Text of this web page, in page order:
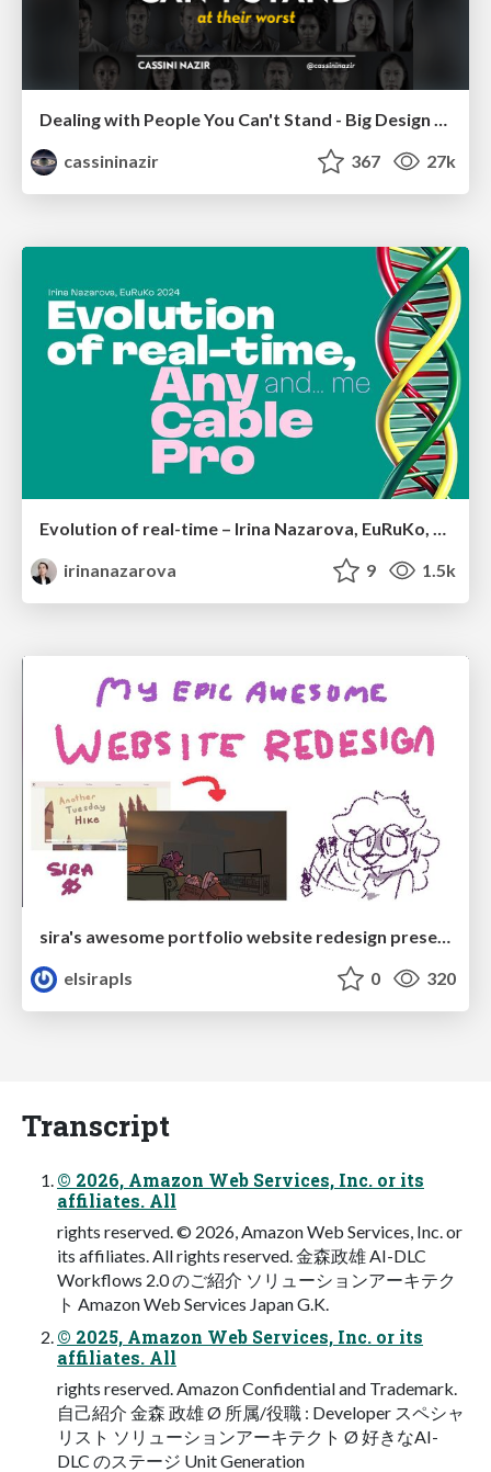
Dealing with People You Can't Stand - Big Design 2015
cassininazir
367 27k
irinanazarova
9 1.5k
sira's awesome portfolio website redesign presentation
elsirapls
0 320
Transcript
© 2026, Amazon Web Services, Inc. or its
affiliates. All
rights reserved. © 2026, Amazon Web Services, Inc. or
its affiliates. All rights reserved. 金森政雄 AI-DLC
Workflows 2.0 のご紹介 ソリューションアーキテク
ト Amazon Web Services Japan G.K.
© 2025, Amazon Web Services, Inc. or its
affiliates. All
rights reserved. Amazon Confidential and Trademark.
⾃⼰紹介 ⾦森 政雄 Ø 所属/役職 : Developer スペシャ
リスト ソリューションアーキテクト Ø 好きなAI-
DLC のステージ Unit Generation